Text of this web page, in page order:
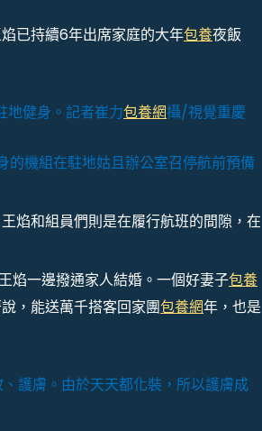
已持續6年出席家庭的大年包養夜飯
地健身。記者崔力包養網攝/視覺重慶
的機組在駐地姑且辦公室召停航前預備
焰和組員們則是在履行航班的間隙，在
焰一邊撥通家人結婚。一個好妻子包養
，能送萬千搭客回家團包養網年，也是
護膚。由於天天都化裝，所以護膚成